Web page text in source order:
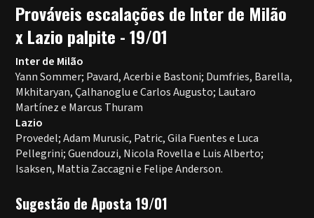
Prováveis escalações de Inter de Milão
x Lazio palpite - 19/01
Inter de Milão
Yann Sommer; Pavard, Acerbi e Bastoni; Dumfries, Barella,
Mkhitaryan, Çalhanoglu e Carlos Augusto; Lautaro
Martínez e Marcus Thuram
Lazio
Provedel; Adam Murusic, Patric, Gila Fuentes e Luca
Pellegrini; Guendouzi, Nicola Rovella e Luis Alberto;
Isaksen, Mattia Zaccagni e Felipe Anderson.
Sugestão de Aposta 19/01